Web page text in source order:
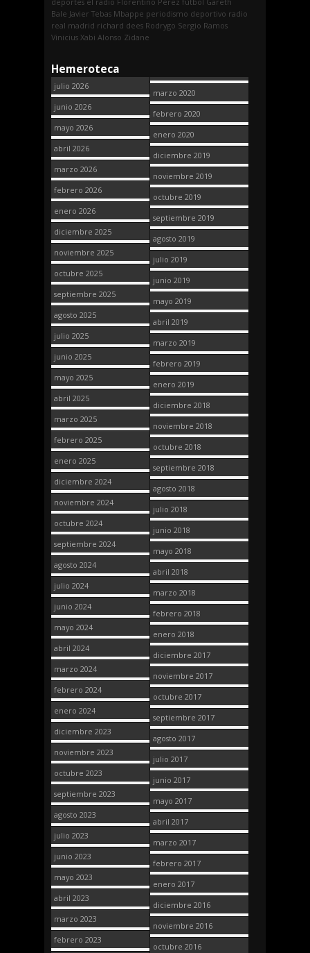
Bale Javier Tebas Mbappe periodismo deportivo radio
real madrid richard dees Rodrygo Sergio Ramos
Vinicius Xabi Alonso Zidane
Hemeroteca
julio 2026
junio 2026
mayo 2026
abril 2026
marzo 2026
febrero 2026
enero 2026
diciembre 2025
noviembre 2025
octubre 2025
septiembre 2025
agosto 2025
julio 2025
junio 2025
mayo 2025
abril 2025
marzo 2025
febrero 2025
enero 2025
diciembre 2024
noviembre 2024
octubre 2024
septiembre 2024
agosto 2024
julio 2024
junio 2024
mayo 2024
abril 2024
marzo 2024
febrero 2024
enero 2024
diciembre 2023
noviembre 2023
octubre 2023
septiembre 2023
agosto 2023
julio 2023
junio 2023
mayo 2023
abril 2023
marzo 2023
febrero 2023
marzo 2020
febrero 2020
enero 2020
diciembre 2019
noviembre 2019
octubre 2019
septiembre 2019
agosto 2019
julio 2019
junio 2019
mayo 2019
abril 2019
marzo 2019
febrero 2019
enero 2019
diciembre 2018
noviembre 2018
octubre 2018
septiembre 2018
agosto 2018
julio 2018
junio 2018
mayo 2018
abril 2018
marzo 2018
febrero 2018
enero 2018
diciembre 2017
noviembre 2017
octubre 2017
septiembre 2017
agosto 2017
julio 2017
junio 2017
mayo 2017
abril 2017
marzo 2017
febrero 2017
enero 2017
diciembre 2016
noviembre 2016
octubre 2016